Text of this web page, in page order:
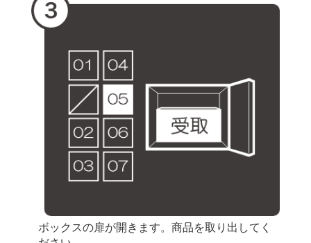
ボックスの扉が開きます。商品を取り出してく